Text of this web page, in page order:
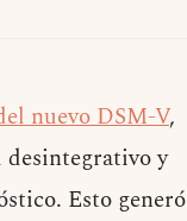
nuevo DSM-V,
y
Esto generó